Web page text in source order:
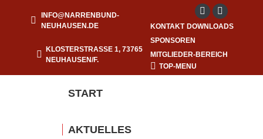
INFO@NARRENBUND-
NEUHAUSEN.DE
KLOSTERSTRASSE 1, 73765 N
EUHAUSEN/F.
FacebookInstagram
KONTAKT DOWNLOADS
SPONSOREN
MITGLIEDER-BEREICH
TOP-MENU
START
AKTUELLES